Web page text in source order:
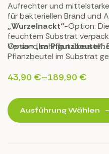
Aufrechter und
für bakteriellen Brand und
„Wurzelnackt“-Option:
feuchtem Substrat
Versand sehr gut
Option „Im Pflanzbeutel“:
Pflanzbeutel im Substrat
ausgesetzt.
43,90 €–189,90 €
Ausführung Wählen